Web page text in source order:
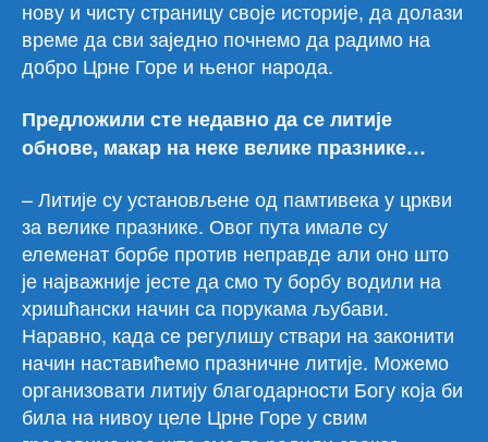
нову и чисту страницу своје историје, да долази
време да сви заједно почнемо да радимо на
добро Црне Горе и њеног народа.
Предложили сте недавно да се литије
обнове, макар на неке велике празнике…
– Литије су установљене од памтивека у цркви
за велике празнике. Овог пута имале су
елеменат борбе против неправде али оно што
је најважније јесте да смо ту борбу водили на
хришћански начин са порукама љубави.
Наравно, када се регулишу ствари на законити
начин наставићемо празничне литије. Можемо
организовати литију благодарности Богу која би
била на нивоу целе Црне Горе у свим